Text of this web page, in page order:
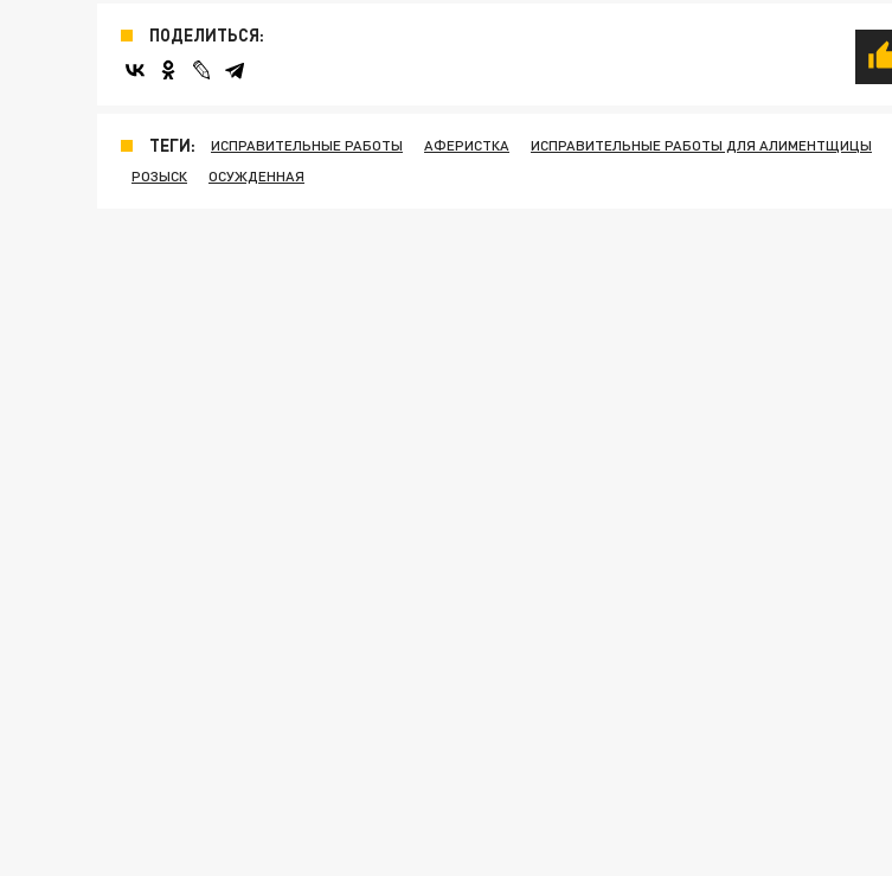
ПОДЕЛИТЬСЯ:
ТЕГИ: ИСПРАВИТЕЛЬНЫЕ РАБОТЫ АФЕРИСТКА ИСПРАВИТЕЛЬНЫЕ РАБОТЫ ДЛЯ АЛИМЕНТЩИЦЫ
РОЗЫСК
ОСУЖДЕННАЯ